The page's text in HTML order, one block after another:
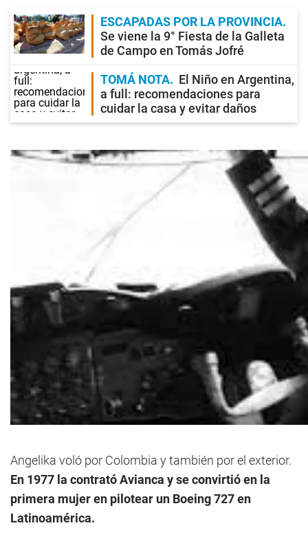
ESCAPADAS POR LA PROVINCIA
Se viene la 9° Fiesta de la Galleta
de Campo en Tomás Jofré
TOMÁ NOTA
El Niño en Argentina,
a full: recomendaciones para
cuidar la casa y evitar daños
Angelika voló por Colombia y también por el exterior.
En 1977 la contrató Avianca y se convirtió en la
primera mujer en pilotear un Boeing 727 en
Latinoamérica.